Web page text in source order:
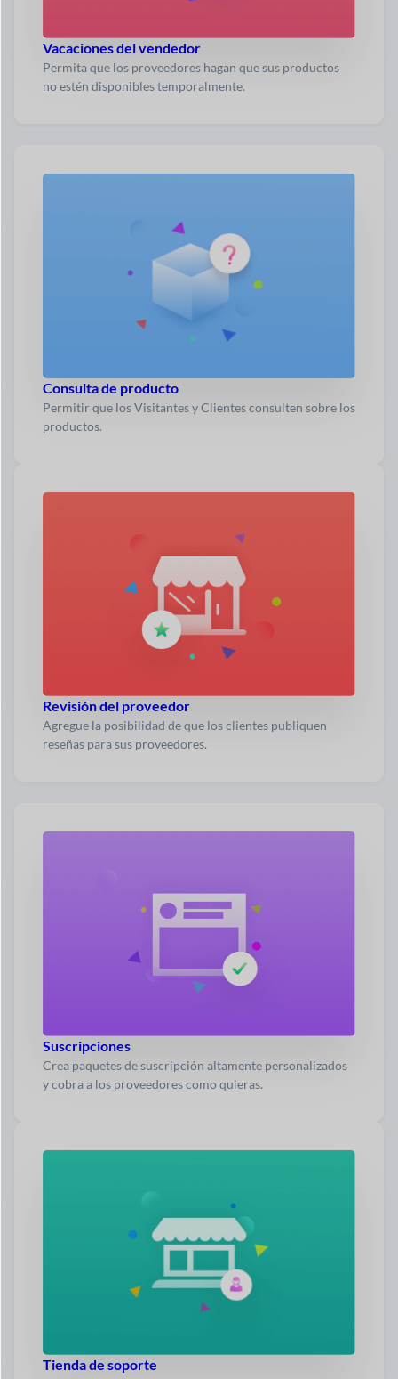
Vacaciones del vendedor
Permita que los proveedores hagan que sus productos
no estén disponibles temporalmente.
Consulta de producto
Permitir que los Visitantes y Clientes consulten sobre los
productos.
Revisión del proveedor
Agregue la posibilidad de que los clientes publiquen
reseñas para sus proveedores.
Suscripciones
Crea paquetes de suscripción altamente personalizados
y cobra a los proveedores como quieras.
Tienda de soporte